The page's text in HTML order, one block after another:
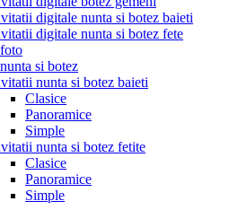
digitale nunta si botez baieti
digitale nunta si botez fete
si botez
nunta si botez baieti
Clasice
Panoramice
Simple
nunta si botez fetite
Clasice
Panoramice
Simple